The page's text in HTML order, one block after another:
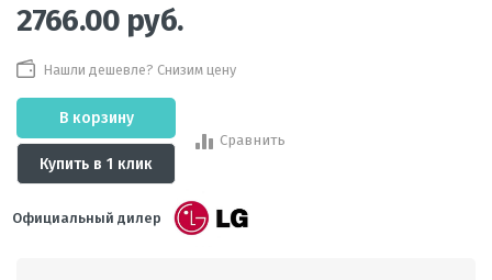
2766.00 руб.
Нашли дешевле? Снизим цену
В корзину
Купить в 1 клик
Сравнить
Официальный дилер